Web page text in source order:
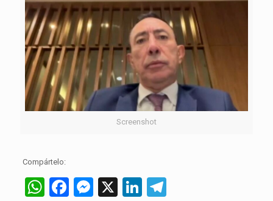
Screenshot
Compártelo:
WhatsApp
Facebook
Messenger
X LinkedIn